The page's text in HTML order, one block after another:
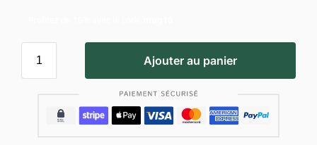
Ajouter au panier